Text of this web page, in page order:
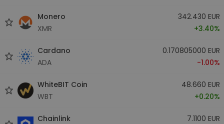
Monero
XMR
342.430 EUR
+3.40%
Cardano
ADA
0.170805000 EUR
-1.00%
WhiteBIT Coin
WBT
48.660 EUR
+0.20%
Chainlink
7.1100 EUR